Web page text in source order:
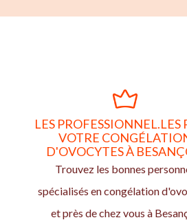
LES PROFESSIONNEL.LES
VOTRE
D'OVOCYTES À
Trouvez les bonnes
spécialisés en congélation
et près de chez vous à